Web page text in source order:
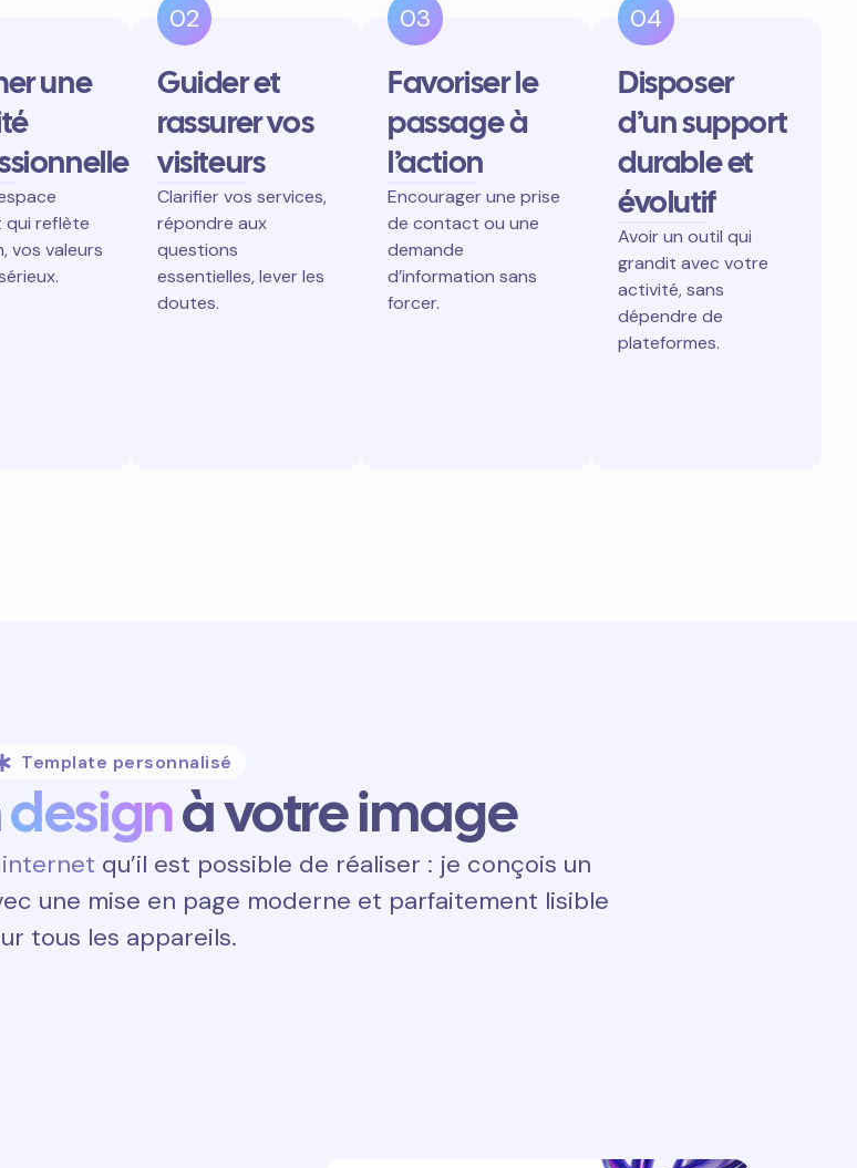
une
qui reflète
vos valeurs
02
Guider et
rassurer vos
visiteurs
Clarifier vos services,
répondre aux
questions
essentielles, lever les
doutes.
03
Favoriser le
passage à
l’action
Encourager une prise
de contact ou une
demande
d’information sans
forcer.
04
Disposer
d’un support
durable et
évolutif
Avoir un outil qui
grandit avec votre
activité, sans
dépendre de
plateformes.
Template personnalisé
designà votre image
qu’il est possible de réaliser : je conçois un
une mise en page moderne et parfaitement lisible
tous les appareils.